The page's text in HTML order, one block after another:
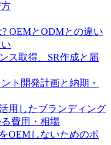
OEMとODMとの違い
ス取得、SR作成と届
ト開発計画と納期・
用したブランディング
費用・相場
OEMしないためのポ